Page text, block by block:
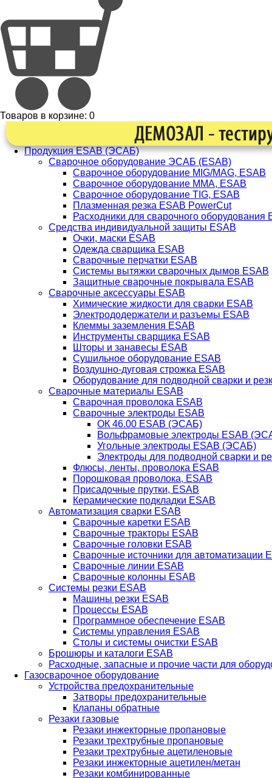
Товаров в корзине: 0
Продукция ESAB (ЭСАБ)
Сварочное оборудование ЭСАБ (ESAB)
Сварочное оборудование MIG/MAG, ESAB
Сварочное оборудование ММА, ESAB
Сварочное оборудование TIG, ESAB
Плазменная резка ESAB PowerCut
Расходники для сварочного оборудования
Средства индивидуальной защиты ESAB
Очки, маски ESAB
Одежда сварщика ESAB
Сварочные перчатки ESAB
Системы вытяжки сварочных дымов ESAB
Защитные сварочные покрывала ESAB
Сварочные аксессуары ESAB
Химические жидкости для сварки ESAB
Электрододержатели и разъемы ESAB
Клеммы заземления ESAB
Инструменты сварщика ESAB
Шторы и занавесы ESAB
Сушильное оборудование ESAB
Воздушно-дуговая строжка ESAB
Оборудование для подводной сварки и
Сварочные материалы ESAB
Сварочная проволока ESAB
Сварочные электроды ESAB
ОК 46.00 ESAB (ЭСАБ)
Вольфрамовые электроды ESAB
Угольные электроды ESAB (ЭСАБ)
Электроды для подводной сварки и
Флюсы, ленты, проволока ESAB
Порошковая проволока, ESAB
Присадочные прутки, ESAB
Керамические подкладки ESAB
Автоматизация сварки ESAB
Сварочные каретки ESAB
Сварочные тракторы ESAB
Сварочные головки ESAB
Сварочные источники для автоматизации
Сварочные линии ESAB
Сварочные колонны ESAB
Системы резки ESAB
Машины резки ESAB
Процессы ESAB
Программное обеспечение ESAB
Системы управления ESAB
Столы и системы очистки ESAB
Брошюры и каталоги ESAB
Расходные, запасные и прочие части для
Газосварочное оборудование
Устройства предохранительные
Затворы предохранительные
Клапаны обратные
Резаки газовые
Резаки инжекторные пропановые
Резаки трехтрубные пропановые
Резаки трехтрубные ацетиленовые
Резаки инжекторные ацетилен/метан
Резаки комбинированные